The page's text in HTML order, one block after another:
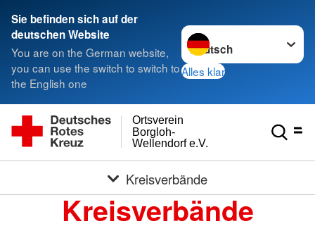
Sie befinden sich auf der
deutschen Website
You are on the German website,
you can use the switch to switch to
the English one
Sprache wechseln zu
Alles klar
Wellendorf e.V.
Borgloh-
Ortsverein
Kreisverbände
Kreisverbände